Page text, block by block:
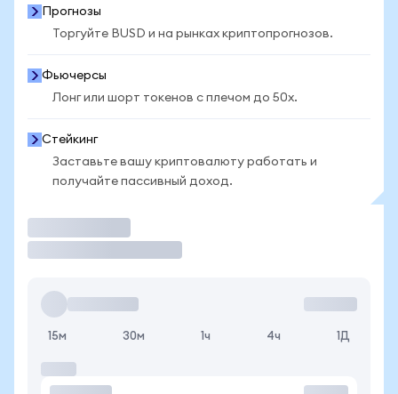
Прогнозы
Торгуйте BUSD и на рынках криптопрогнозов.
Фьючерсы
Лонг или шорт токенов с плечом до 50x.
Стейкинг
Заставьте вашу криптовалюту работать и
получайте пассивный доход.
15м 30м 1ч 4ч 1Д